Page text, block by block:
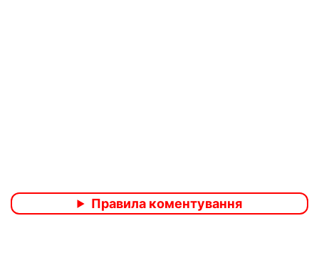
Правила коментування